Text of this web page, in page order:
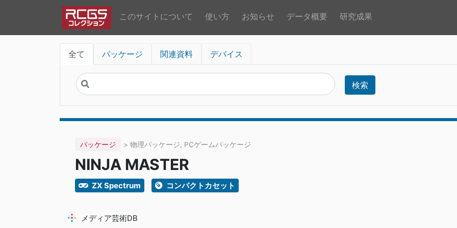
このサイトについて 使い方 お知らせ データ概要 研究成果
全て パッケージ 関連資料 デバイス
検索
パッケージ > 物理パッケージ, PCゲームパッケージ
NINJA MASTER
ZX Spectrum コンパクトカセット
メディア芸術DB